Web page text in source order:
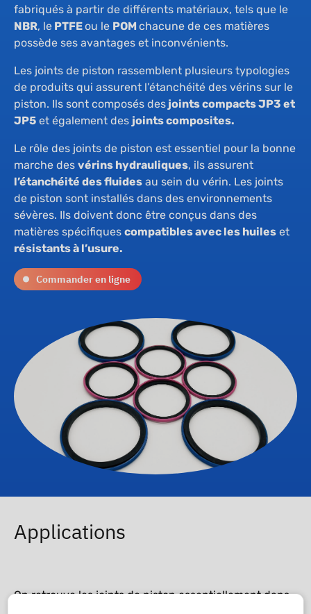
fabriqués à partir de différents matériaux, tels que le
NBR, le PTFEou le POMchacune de ces matières
possède ses avantages et inconvénients.
Les joints de piston rassemblent plusieurs typologies
de produits qui assurent l’étanchéité des vérins sur le
piston. Ils sont composés des joints compacts JP3 et
JP5 et également des joints composites.
Le rôle des joints de piston est essentiel pour la bonne
marche des vérins hydrauliques, ils assurent
l’étanchéité des fluides au sein du vérin. Les joints
de piston sont installés dans des environnements
sévères. Ils doivent donc être conçus dans des
matières spécifiques compatibles avec les huiles et
résistants à l’usure.
Commander en ligne
Applications
On retrouve les joints de piston essentiellement dans